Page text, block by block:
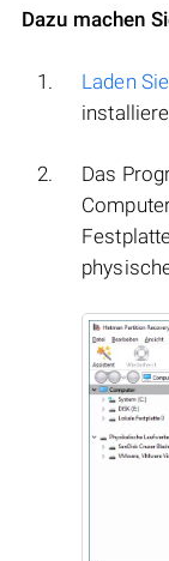
Dazu machen
Laden
Das